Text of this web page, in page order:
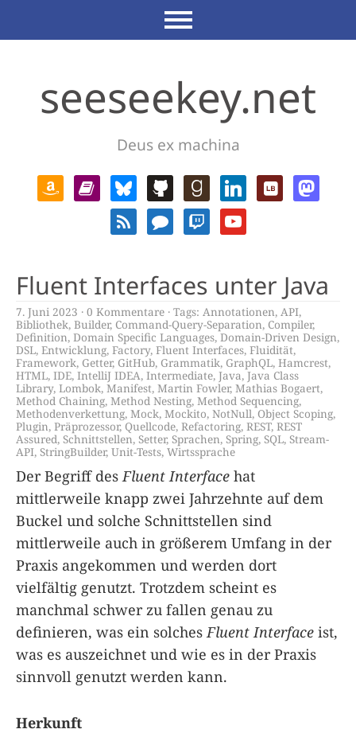
seeseekey.net
Deus ex machina
Fluent Interfaces unter Java
7. Juni 2023 0 Kommentare Tags: Annotationen, API,
Bibliothek, Builder, Command-Query-Separation, Compiler,
Definition, Domain Specific Languages,Domain-Driven Design,
DSL, Entwicklung, Factory, Fluent Interfaces, Fluidität,
Framework, Getter, GitHub, Grammatik, GraphQL, Hamcrest,
HTML, IDE, IntelliJ IDEA, Intermediate, Java,Java Class
Library, Lombok, Manifest, Martin Fowler, Mathias Bogaert,
Method Chaining, Method Nesting, Method Sequencing,
Methodenverkettung, Mock, Mockito, NotNull,Object Scoping,
Plugin, Präprozessor, Quellcode, Refactoring, REST, REST
Assured, Schnittstellen, Setter, Sprachen, Spring, SQL, Stream-
API, StringBuilder, Unit-Tests, Wirtssprache
Der Begriff des Fluent Interface hat
mittlerweile knapp zwei Jahrzehnte auf dem
Buckel und solche Schnittstellen sind
mittlerweile auch in größerem Umfang in der
Praxis angekommen und werden dort
vielfältig genutzt. Trotzdem scheint es
manchmal schwer zu fallen genau zu
definieren, was ein solches Fluent Interface ist,
was es auszeichnet und wie es in der Praxis
sinnvoll genutzt werden kann.
Herkunft